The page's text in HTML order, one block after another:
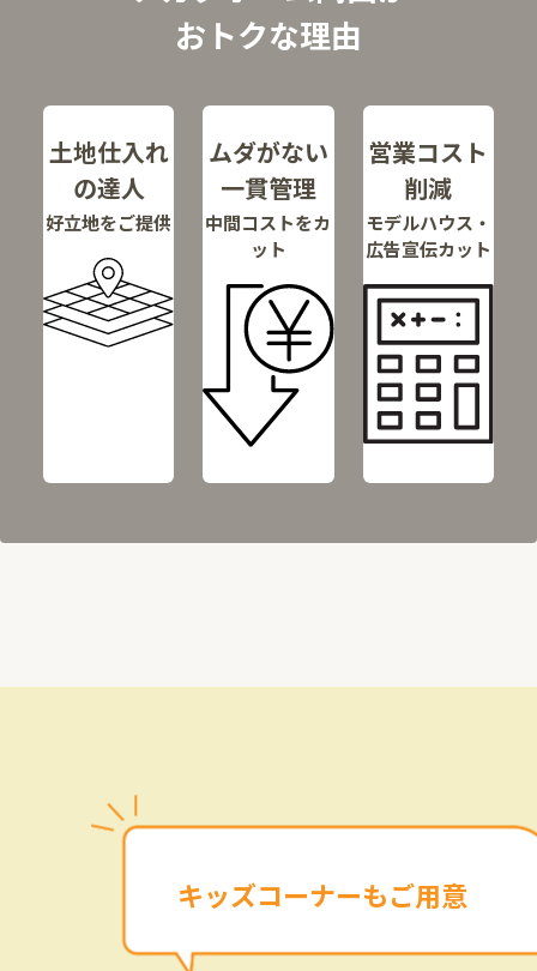
おトクな理由
土地仕入れ
の達人
好立地をご提供
ムダがない
一貫管理
中間コストをカ
ット
営業コスト
削減
モデルハウス・
広告宣伝カット
キッズコーナーもご用意